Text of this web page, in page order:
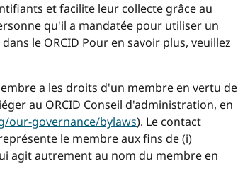
et facilite leur collecte grâce au
qu'il a mandatée pour utiliser un
le ORCID Pour en savoir plus, veuillez
a les droits d'un membre en vertu de
au ORCID Conseil d'administration, en
our-governance/bylaws). Le contact
le membre aux fins de (i)
agit autrement au nom du membre en